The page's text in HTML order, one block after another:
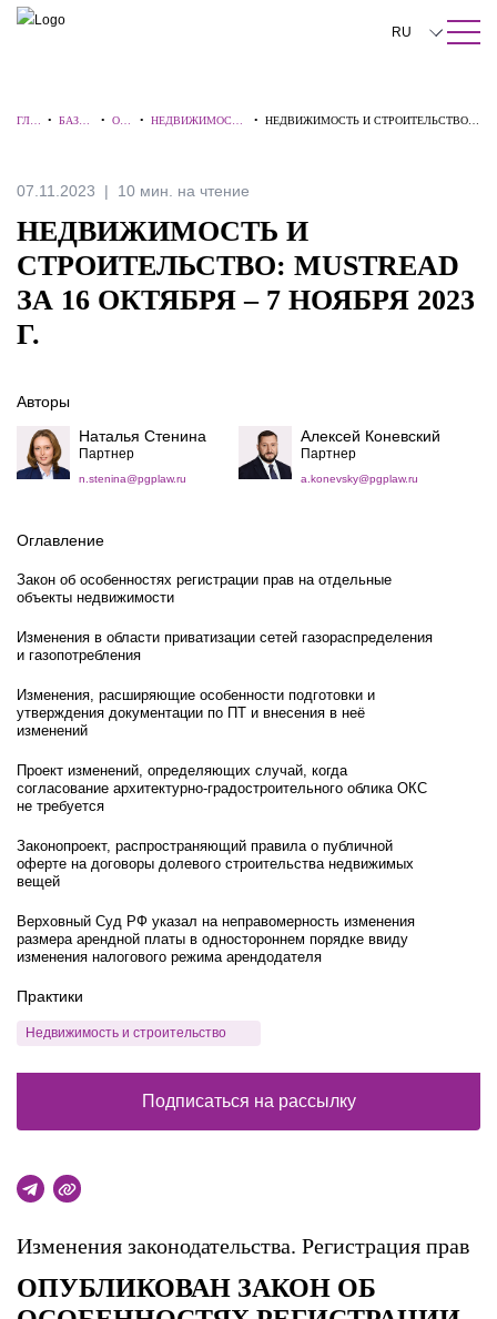
ПОИСК ПО САЙТУ Закрыть
RU
中文
Italiano
Español
Português
ГЛА
•БАЗА
•ОБЗ
•НЕДВИЖИМОСТЬ
• НЕДВИЖИМОСТЬ И СТРОИТЕЛЬСТВО:
07.11.2023 10 мин. на чтение
НЕДВИЖИМОСТЬ И
СТРОИТЕЛЬСТВО: MUSTREAD
ЗА 16 ОКТЯБРЯ – 7 НОЯБРЯ 2023
Г.
Изменения законодательства. Регистрация прав
ОПУБЛИКОВАН ЗАКОН ОБ
Авторы
Наталья Стенина
Партнер
n.stenina@pgplaw.ru
Алексей Коневский
Партнер
a.konevsky@pgplaw.ru
Оглавление
Закон об особенностях регистрации прав на отдельные
объекты недвижимости
Изменения в области приватизации сетей газораспределения
и газопотребления
Изменения, расширяющие особенности подготовки и
утверждения документации по ПТ и внесения в неё
изменений
Проект изменений, определяющих случай, когда
согласование архитектурно-градостроительного облика ОКС
не требуется
Законопроект, распространяющий правила о публичной
оферте на договоры долевого строительства недвижимых
вещей
Верховный Суд РФ указал на неправомерность изменения
размера арендной платы в одностороннем порядке ввиду
изменения налогового режима арендодателя
Практики
Недвижимость и строительство
Подписаться на рассылку